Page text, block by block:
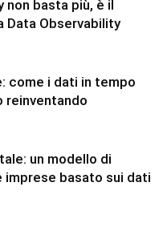
non basta più, è il
Data Observability
come i dati in tempo
reinventando
un modello di
basato sui dati